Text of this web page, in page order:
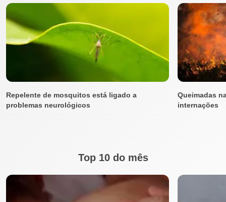
Repelente de mosquitos está ligado a
problemas neurológicos
Queimadas
internações
Top 10 do mês